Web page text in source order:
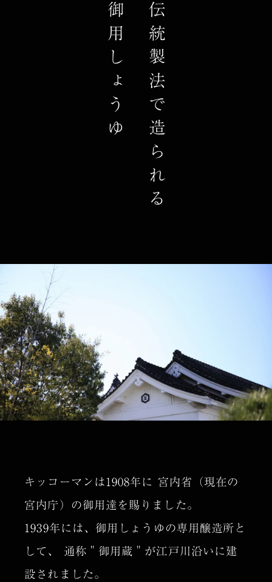
伝統製法で造られる
御用しょうゆ
キッコーマンは1908年に 宮内省（現在の
宮内庁）の御用達を賜りました。
1939年には、御用しょうゆの専用醸造所と
して、 通称＂御用蔵＂が江戸川沿いに建
設されました。